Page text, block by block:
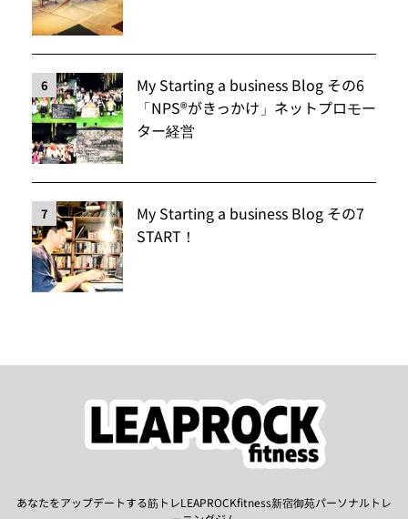
6
My Starting a business Blog その6
「NPS®️がきっかけ」ネットプロモー
ター経営
7
My Starting a business Blog その7
START！
あなたをアップデートする筋トレLEAPROCKfitness新宿御苑パーソナルトレ